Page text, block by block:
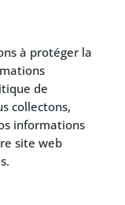
à protéger la
de
collectons,
informations
site web